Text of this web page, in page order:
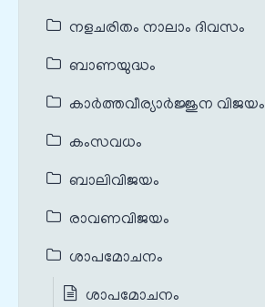
നളചരിതം നാലാം ദിവസം
ബാണയുദ്ധം
കാർത്തവീര്യാർജ്ജുന വിജയം
കംസവധം
ബാലിവിജയം
രാവണവിജയം
ശാപമോചനം
ശാപമോചനം